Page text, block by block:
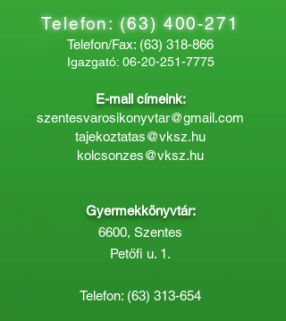
Telefon:(63) 400-271
Telefon/Fax: (63) 318-866
Igazgató: 06-20-251-7775
E-mail címeink:
szentesvarosikonyvtar@gmail.com
tajekoztatas@vksz.hu
kolcsonzes@vksz.hu
Gyermekkönyvtár:
6600, Szentes
Petőfi u. 1.
Telefon: (63) 313-654